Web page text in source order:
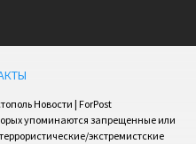
Новости | ForPost
упоминаются запрещенные или
экстремистские